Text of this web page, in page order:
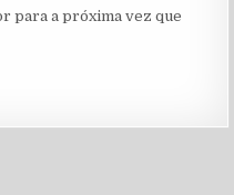
para a próxima vez que